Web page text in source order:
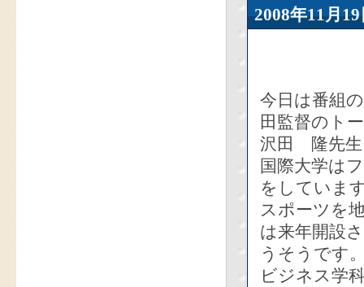
2008年11
今日は番組
田監督のト
沢田 隆先生
国際大学は
をしていま
スポーツを
は来年開設
うそうです
ビジネス学